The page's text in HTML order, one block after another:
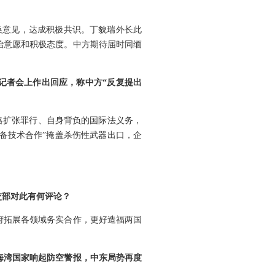
见，达成积极共识。丁貌瑞外长此
愿和积极态度。中方期待届时同缅
者会上作出回应，称中方“反复提出
张罪行、自身背负的国际法义务，
技术合作”掩盖杀伤性武器出口，企
对此有何评论？
展各领域务实合作，更好造福两国
国家响起防空警报，中东局势再度